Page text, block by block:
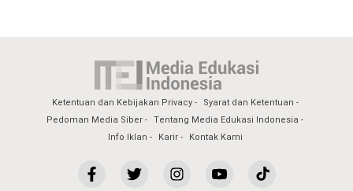
Ketentuan dan Kebijakan Privacy
Syarat dan Ketentuan
Pedoman Media Siber
Tentang Media Edukasi Indonesia
Info Iklan
Karir Kontak Kami